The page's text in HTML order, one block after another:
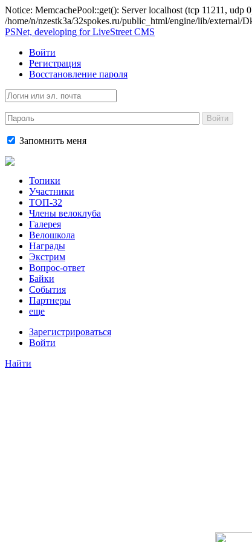
Notice: MemcachePool::get(): Server localhost (tcp 11211, udp
/home/n/nzestk3a/32spokes.ru/public_html/engine/lib/external/
PSNet, developing for LiveStreet CMS
Войти
Регистрация
Восстановление пароля
Войти
Запомнить меня
Топики
Участники
ТОП-32
Члены велоклуба
Галерея
Велошкола
Награды
Экстрим
Вопрос-ответ
Байки
События
Партнеры
еще
Зарегистрироваться
Войти
Найти